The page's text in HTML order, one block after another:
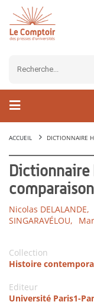
ACCUEIL DICTIONNAIRE
Dictionnaire
comparaison
Nicolas DELALANDE,
SINGARAVÉLOU,
Collection
Histoire
Editeur
Université Paris1-